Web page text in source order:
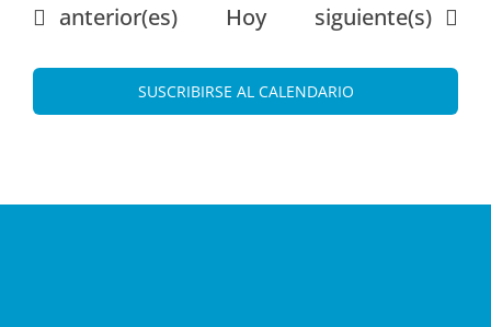
Eventos
anterior(es) Hoy Eventos
siguiente(s)
SUSCRIBIRSE AL CALENDARIO